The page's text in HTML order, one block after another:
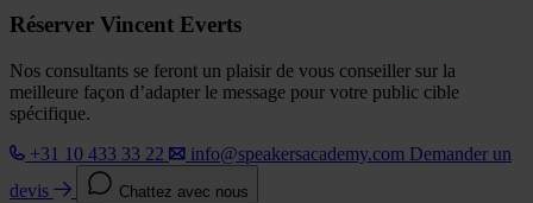
Réserver Vincent Everts
Nos consultants se feront un plaisir de vous conseiller sur la
meilleure façon d’adapter le message pour votre public cible
spécifique.
+31 10 433 33 22
info@speakersacademy.com Demander un
devis
Chattez avec nous